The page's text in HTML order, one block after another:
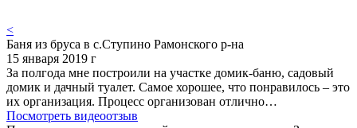
<
Баня из бруса в с.Ступино Рамонского р-на
15 января 2019 г
За полгода мне построили на участке домик-баню, садовый
домик и дачный туалет. Самое хорошее, что понравилось – это
их организация. Процесс организован отлично…
Посмотреть видеоотзыв